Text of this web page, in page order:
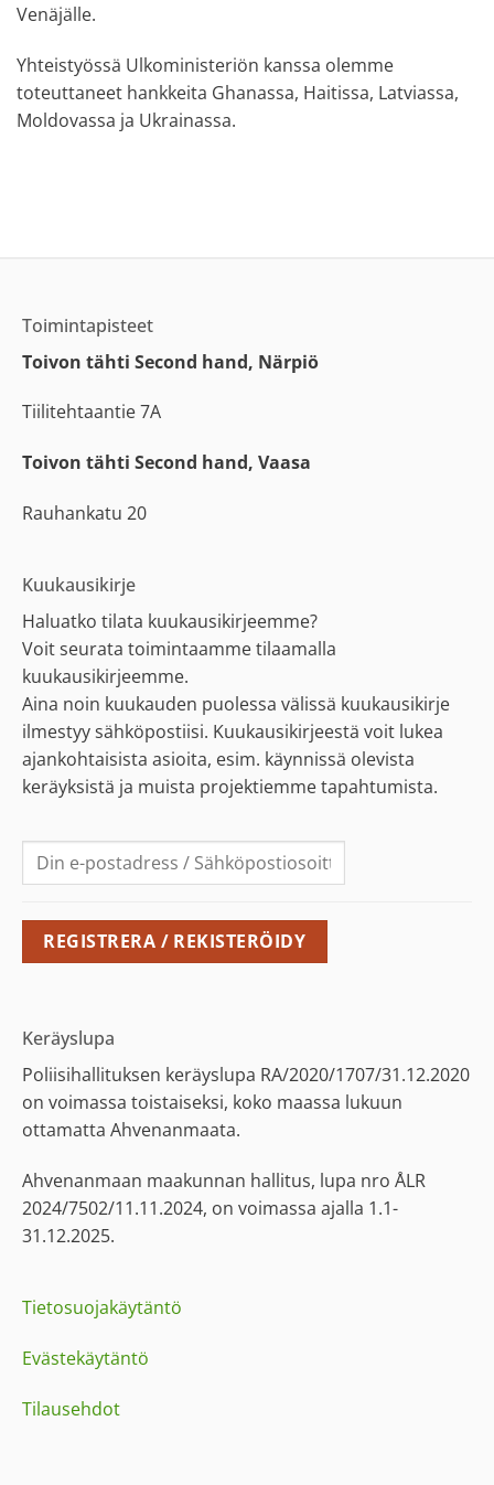
Venäjälle.
Yhteistyössä Ulkoministeriön kanssa olemme
toteuttaneet hankkeita Ghanassa, Haitissa, Latviassa,
Moldovassa ja Ukrainassa.
Toimintapisteet
Toivon tähti Second hand, Närpiö
Tiilitehtaantie 7A
Toivon tähti Second hand, Vaasa
Rauhankatu 20
Kuukausikirje
Haluatko tilata kuukausikirjeemme?
Voit seurata toimintaamme tilaamalla
kuukausikirjeemme.
Aina noin kuukauden puolessa välissä kuukausikirje
ilmestyy sähköpostiisi. Kuukausikirjeestä voit lukea
ajankohtaisista asioita, esim. käynnissä olevista
keräyksistä ja muista projektiemme tapahtumista.
Keräyslupa
Poliisihallituksen keräyslupa RA/2020/1707/31.12.2020
on voimassa toistaiseksi, koko maassa lukuun
ottamatta Ahvenanmaata.
Ahvenanmaan maakunnan hallitus, lupa nro ÅLR
2024/7502/11.11.2024, on voimassa ajalla 1.1-
31.12.2025.
Tietosuojakäytäntö
Evästekäytäntö
Tilausehdot